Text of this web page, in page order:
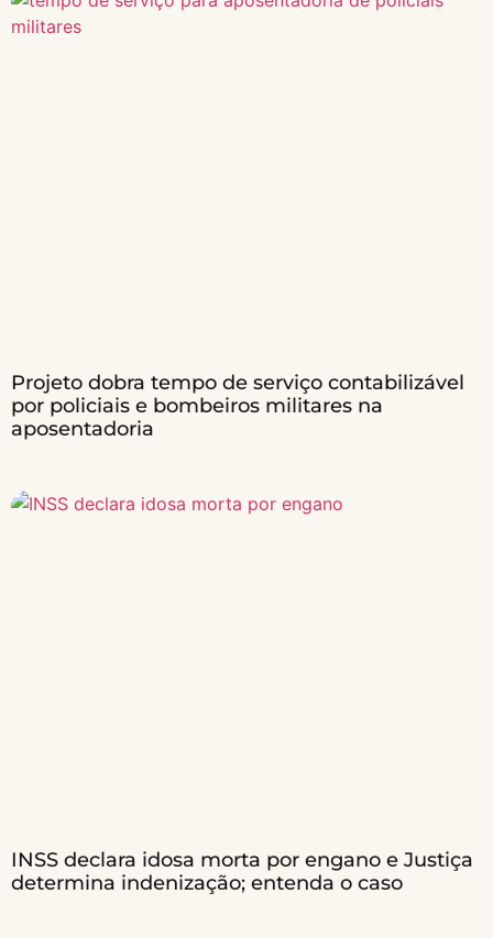
Projeto dobra tempo de serviço contabilizável
por policiais e bombeiros militares na
aposentadoria
INSS declara idosa morta por engano e Justiça
determina indenização; entenda o caso